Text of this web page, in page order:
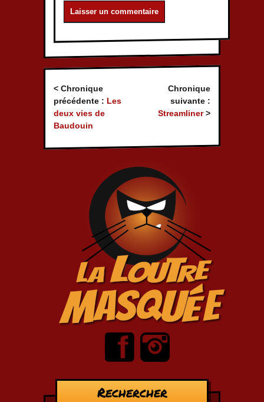
< Chronique
précédente : Les
deux vies de
Baudouin
Chronique
suivante :
Streamliner>
Rechercher